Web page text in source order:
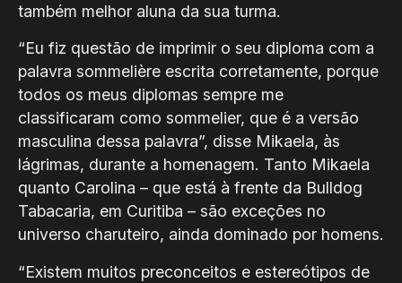
também melhor aluna da sua turma.
“Eu fiz questão de imprimir o seu diploma com a
palavra sommelière escrita corretamente, porque
todos os meus diplomas sempre me
classificaram como sommelier, que é a versão
masculina dessa palavra”, disse Mikaela, às
lágrimas, durante a homenagem. Tanto Mikaela
quanto Carolina – que está à frente da Bulldog
Tabacaria, em Curitiba – são exceções no
universo charuteiro, ainda dominado por homens.
“Existem muitos preconceitos e estereótipos de